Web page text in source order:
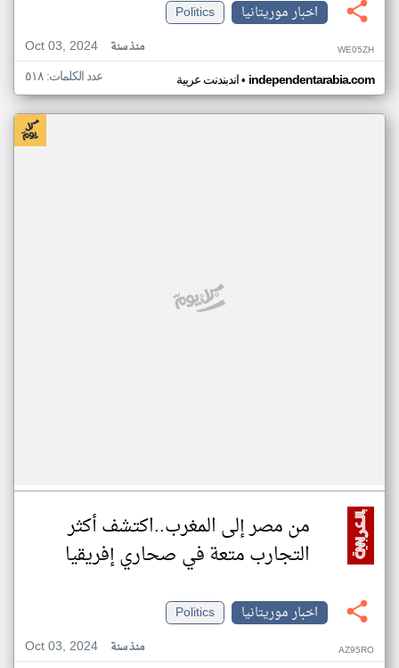
اخبار موريتانيا
Politics
Oct 03, 2024
منذ سنة WE05ZH
اندبندنت عربية• independentarabia.com عدد الكلمات: ٥١٨
من مصر إلى المغرب..اكتشف أكثر
التجارب متعة في صحاري إفريقيا
اخبار موريتانيا
Politics
Oct 03, 2024
منذ سنة AZ95RO